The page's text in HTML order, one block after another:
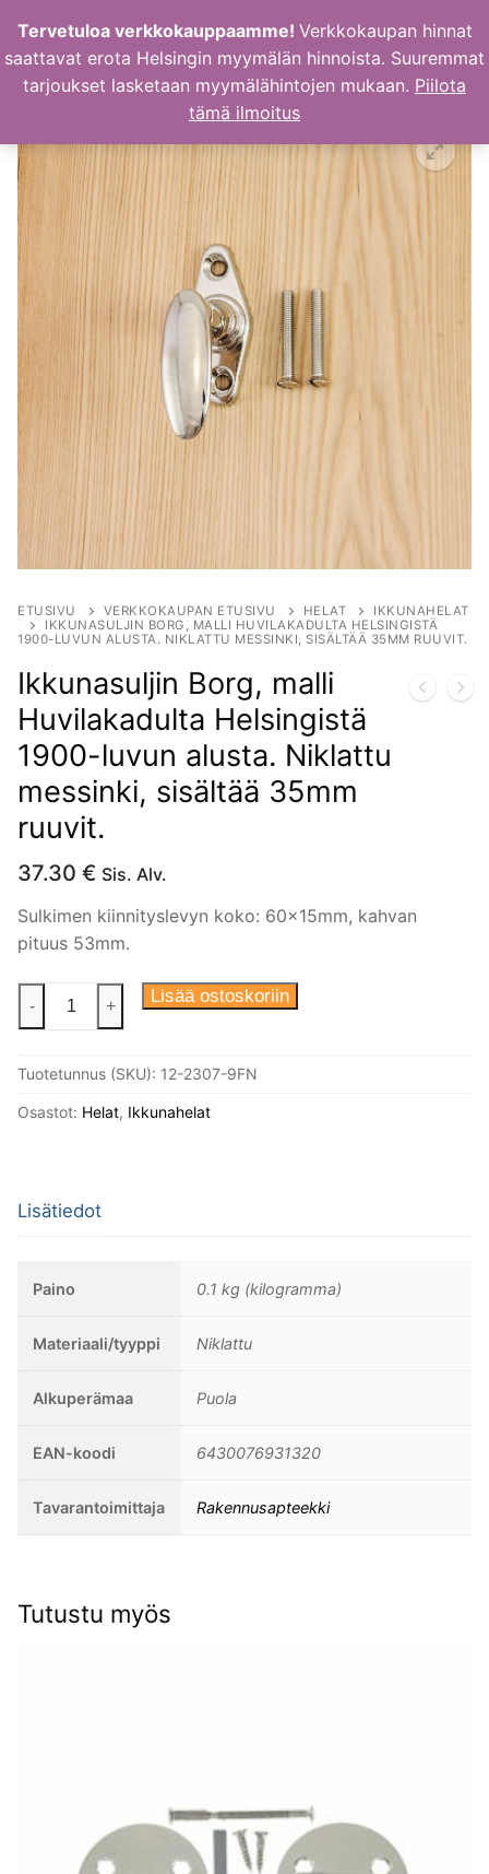
sisältöön
ETUSIVU VERKKOKAUPAN ETUSIVU HELAT
IKKUNAHELAT
IKKUNASULJIN BORG, MALLI HUVILAKADULTA HELSINGISTÄ
1900-LUVUN ALUSTA. NIKLATTU MESSINKI, SISÄLTÄÄ 35MM RUUVIT.
Ikkunasuljin Borg, malli
Huvilakadulta Helsingistä
1900-luvun alusta. Niklattu
messinki, sisältää 35mm
ruuvit.
37.30 € Sis. Alv.
Sulkimen kiinnityslevyn koko: 60x15mm, kahvan
pituus 53mm.
Ikkunasuljin
Huvilakadulta
Helsingistä
Niklattu
sisältää
35mm
ruuvit.
määrä
- + Lisää ostoskoriin
Tuotetunnus (SKU): 12-2307-9FN
Osastot: Helat, Ikkunahelat
Lisätiedot
Paino 0.1 kg (kilogramma)
Materiaali/tyyppi Niklattu
Alkuperämaa Puola
EAN-koodi 6430076931320
Tavarantoimittaja Rakennusapteekki
Tutustu myös
Tervetuloa verkkokauppaamme! Verkkokaupan hinnat
saattavat erota Helsingin myymälän hinnoista. Suuremmat
tarjoukset lasketaan myymälähintojen mukaan. Piilota
tämä ilmoitus